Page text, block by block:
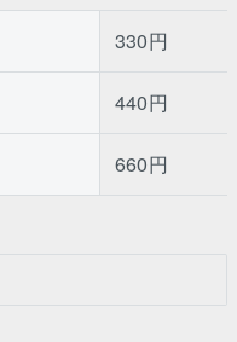
330円
440円
660円